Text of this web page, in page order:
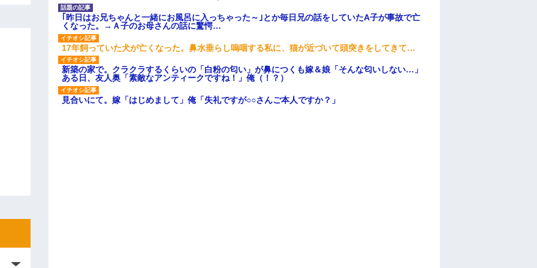
｢昨日はお兄ちゃんと一緒にお風呂に入っちゃった～｣とか毎日兄の話をしていたA子が事故で亡
くなった。→Ａ子のお母さんの話に驚愕…
17年飼っていた犬が亡くなった。鼻水垂らし嗚咽する私に、猫が近づいて頭突きをしてきて…
新築の家で。クラクラするくらいの「白粉の匂い」が鼻につくも嫁＆娘「そんな匂いしない…」
ある日、友人奥「素敵なアンティークですね！」俺（！？）
見合いにて。嫁「はじめまして」俺「失礼ですが○○さんご本人ですか？」